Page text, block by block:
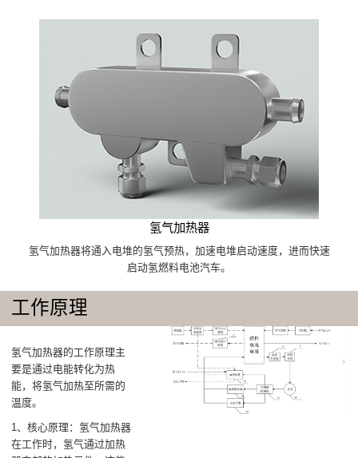
氢气加热器
氢气加热器将通入电堆的氢气预热，加速电堆启动速度，进而快速
启动氢燃料电池汽车。
工作原理
氢气加热器的工作原理主
要是‌通过电能转化为热
能，将氢气加热至所需的
温度‌。
1、核心原理：氢气加热器
在工作时，氢气通过加热